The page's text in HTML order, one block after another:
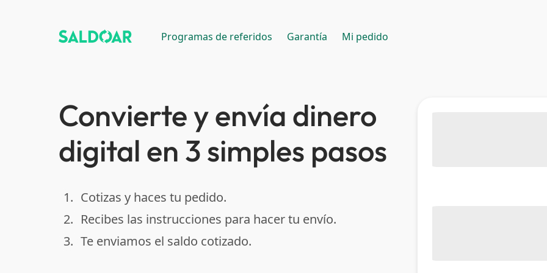
Programas de referidos Garantía Mi pedido
Convierte y envía dinero
digital en 3 simples pasos
done
1. Cotizas y haces tu pedido.
done
2. Recibes las instrucciones para hacer tu envío.
done
3. Te enviamos el saldo cotizado.